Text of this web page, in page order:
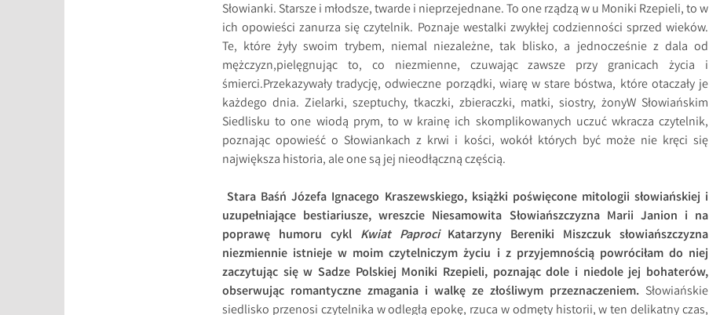
Słowianki. Starsze i młodsze, twarde i nieprzejednane. To one rządzą w u Moniki Rzepieli, to w
ich opowieści zanurza się czytelnik. Poznaje westalki zwykłej codzienności sprzed wieków.
Te, które żyły swoim trybem, niemal niezależne, tak blisko, a jednocześnie z dala od
mężczyzn,pielęgnując to, co niezmienne, czuwając zawsze przy granicach życia i
śmierci.Przekazywały tradycję, odwieczne porządki, wiarę w stare bóstwa, które otaczały je
każdego dnia. Zielarki, szeptuchy, tkaczki, zbieraczki, matki, siostry, żonyW Słowiańskim
Siedlisku to one wiodą prym, to w krainę ich skomplikowanych uczuć wkracza czytelnik,
poznając opowieść o Słowiankach z krwi i kości, wokół których być może nie kręci się
największa historia, ale one są jej nieodłączną częścią.
Stara Baśń Józefa Ignacego Kraszewskiego, książki poświęcone mitologii słowiańskiej i
uzupełniające bestiariusze, wreszcie Niesamowita Słowiańszczyzna Marii Janion i na
poprawę humoru cykl Kwiat PaprociKatarzyny Bereniki Miszczuk słowiańszczyzna
niezmiennie istnieje w moim czytelniczym życiu i z przyjemnością powróciłam do niej
zaczytując się w Sadze Polskiej Moniki Rzepieli, poznając dole i niedole jej bohaterów,
obserwując romantyczne zmagania i walkę ze złośliwym przeznaczeniem. Słowiańskie
siedlisko przenosi czytelnika w odległą epokę, rzuca w odmęty historii, w ten delikatny czas,